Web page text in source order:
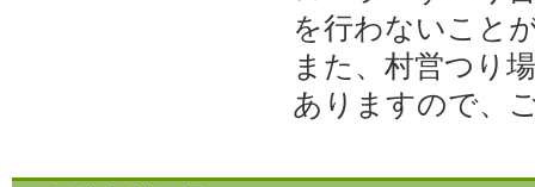
を行わないこと
また、村営つり
ありますので、